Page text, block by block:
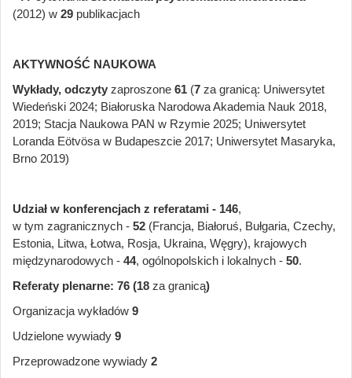
(2012) w 29 publikacjach
AKTYWNOŚĆ NAUKOWA
Wykłady, odczyty zaproszone 61 (7 za granicą: Uniwersytet
Wiedeński 2024; Białoruska Narodowa Akademia Nauk 2018,
2019; Stacja Naukowa PAN w Rzymie 2025; Uniwersytet
Loranda Eötvösa w Budapeszcie 2017; Uniwersytet Masaryka,
Brno 2019)
Udział w konferencjach z referatami - 146,
w tym zagranicznych - 52 (Francja, Białoruś, Bułgaria, Czechy,
Estonia, Litwa, Łotwa, Rosja, Ukraina, Węgry), krajowych
międzynarodowych - 44, ogólnopolskich i lokalnych - 50.
Referaty plenarne: 76 (18 za granicą)
Organizacja wykładów 9
Udzielone wywiady 9
Przeprowadzone wywiady 2